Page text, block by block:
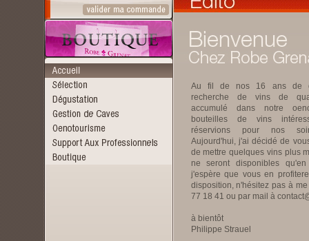
Au fil de nos 16 ans de
recherche de vins de
accumulé dans notre
bouteilles de vins
réservions pour nos
Aujourd'hui, j'ai décidé de
de mettre quelques vins plus
ne seront disponibles
j'espère que vous en
disposition, n'hésitez pas à
77 18 41 ou par mail à
à bientôt
Philippe Strauel